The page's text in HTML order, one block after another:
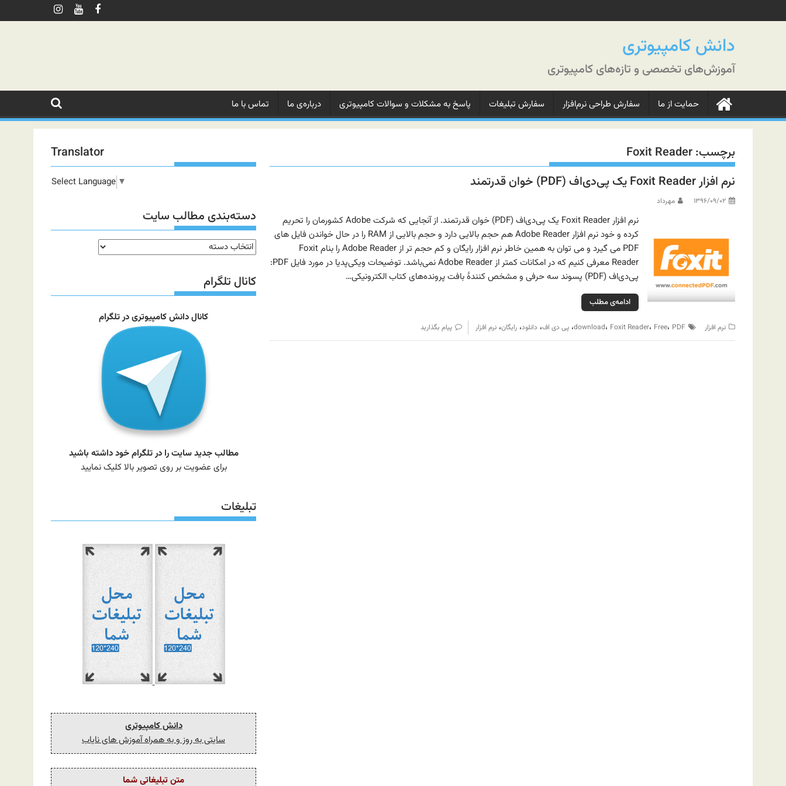
به
دانش کامپیوتری
آموزش‌های تخصصی و تازه‌های کامپیوتری
حمایت از ما سفارش طراحی نرم‌افزار سفارش‌ تبلیغات‌ پاسخ به مشکلات‌ و‌ سوالات‌ کامپیوتری درباره‌ی ما‌ تماس با ما
برچسب:Foxit Reader
نرم افزار Foxit Reader یک پی‌دی‌اف (PDF) خوان قدرتمند
۱۳۹۶/۰۹/۰۲ مهرداد
نرم افزار Foxit Reader یک پی‌دی‌اف (PDF) خوان قدرتمند. از آنجایی که شرکت Adobe کشورمان را تحریم
کرده و خود نرم افزار Adobe Reader هم حجم بالایی دارد و حجم بالایی از RAM را در حال خواندن فایل های
PDF می گیرد و می توان به همین خاطر نرم افزار رایگان و کم حجم تر از Adobe Reader را بنام Foxit
Reader معرفی کنیم که در امکانات کمتر از Adobe Reader نمی‌باشد. توضیحات ویکی‌پدیا در مورد فایل PDF:
پی‌دی‌اف (PDF) پسوند سه حرفی و مشخص کنندهٔ بافت پرونده‌های کتاب الکترونیکی…
ادامه‌ی مطلب
نرم افزار download، Foxit Reader، Free، PDF ، پی دی اف، دانلود، رایگان، نرم افزار پیام بگذارید
Translator
Select Language ▼
دسته‌بندی مطالب سایت
دسته‌بندی
مطالب
سایت
کانال تلگرام
کانال دانش کامپیوتری در تلگرام
مطالب جدید سایت را در تلگرام خود داشته باشید
برای عضویت بر روی تصویر بالا کلیک نمایید
تبلیغات
دانش کامپیوتری
سایتی به روز و به همراه آموزش های نایاب
متن تبلیغاتی شما